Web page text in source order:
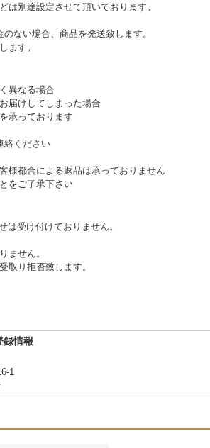
は別途設定させて頂いております。
ない場合、商品を発送致します。
ます。
異なる場合
届けしてしまった場合
承っております
絡ください
様都合による返品は承っておりません
をご了承下さい
は受け付けておりません。
ません。
取り拒否致します。
録情報
1